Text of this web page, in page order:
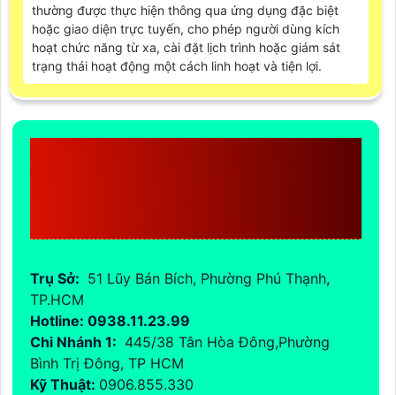
thường được thực hiện thông qua ứng dụng đặc biệt
hoặc giao diện trực tuyến, cho phép người dùng kích
hoạt chức năng từ xa, cài đặt lịch trình hoặc giám sát
trạng thái hoạt động một cách linh hoạt và tiện lợi.
Trụ Sở: 51 Lũy Bán Bích, Phường Phú Thạnh,
TP.HCM
Hotline: 0938.11.23.99
Chi Nhánh 1: 445/38 Tân Hòa Đông,Phường
Bình Trị Đông, TP HCM
Kỹ Thuật: 0906.855.330